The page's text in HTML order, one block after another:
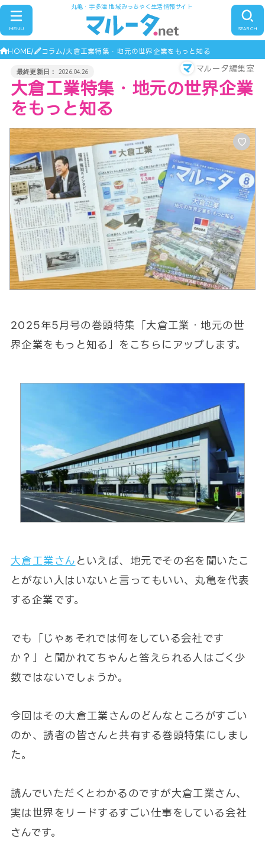
丸亀・宇多津 地域みっちゃく生活情報サイト
SEARCH
MENU
HOME コラム 大倉工業特集・地元の世界企業をもっと知る
2026.04.26 マルータ編集室
大倉工業特集・地元の世界企業
をもっと知る
♡
2025年5月号の巻頭特集「大倉工業・地元の世
界企業をもっと知る」をこちらにアップします。
大倉工業さん といえば、地元でその名を聞いたこ
とがない人はいないと言ってもいい、丸亀を代表
する企業です。
でも「じゃぁそれでは何をしている会社です
か？」と聞かれてちゃんと答えられる人はごく少
数ではないでしょうか。
今回はその大倉工業さんのどんなところがすごい
のか、読者の皆さんと共有する巻頭特集にしまし
た。
読んでいただくとわかるのですが大倉工業さん、
実は世界をリードするすごい仕事をしている会社
さんです。